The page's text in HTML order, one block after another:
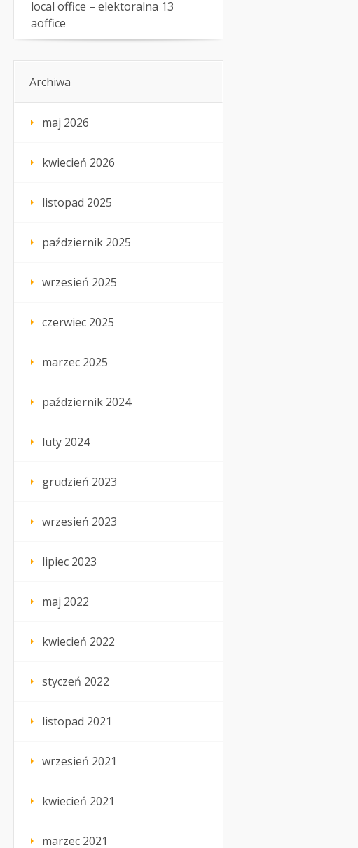
local office – elektoralna 13
aoffice
Archiwa
maj 2026
kwiecień 2026
listopad 2025
październik 2025
wrzesień 2025
czerwiec 2025
marzec 2025
październik 2024
luty 2024
grudzień 2023
wrzesień 2023
lipiec 2023
maj 2022
kwiecień 2022
styczeń 2022
listopad 2021
wrzesień 2021
kwiecień 2021
marzec 2021